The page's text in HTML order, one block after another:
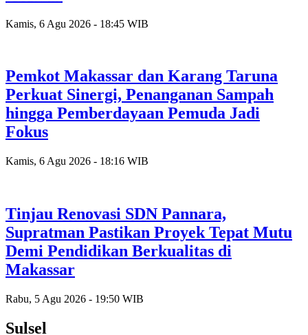
Kamis, 6 Agu 2026 - 18:45 WIB
Pemkot Makassar dan Karang Taruna
Perkuat Sinergi, Penanganan Sampah
hingga Pemberdayaan Pemuda Jadi
Fokus
Kamis, 6 Agu 2026 - 18:16 WIB
Tinjau Renovasi SDN Pannara,
Supratman Pastikan Proyek Tepat Mutu
Demi Pendidikan Berkualitas di
Makassar
Rabu, 5 Agu 2026 - 19:50 WIB
Sulsel